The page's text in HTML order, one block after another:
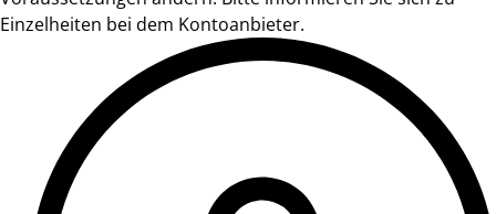
Einzelheiten bei dem Kontoanbieter.